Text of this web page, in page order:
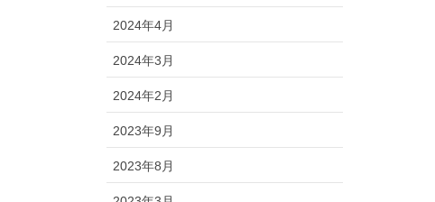
2024年4月
2024年3月
2024年2月
2023年9月
2023年8月